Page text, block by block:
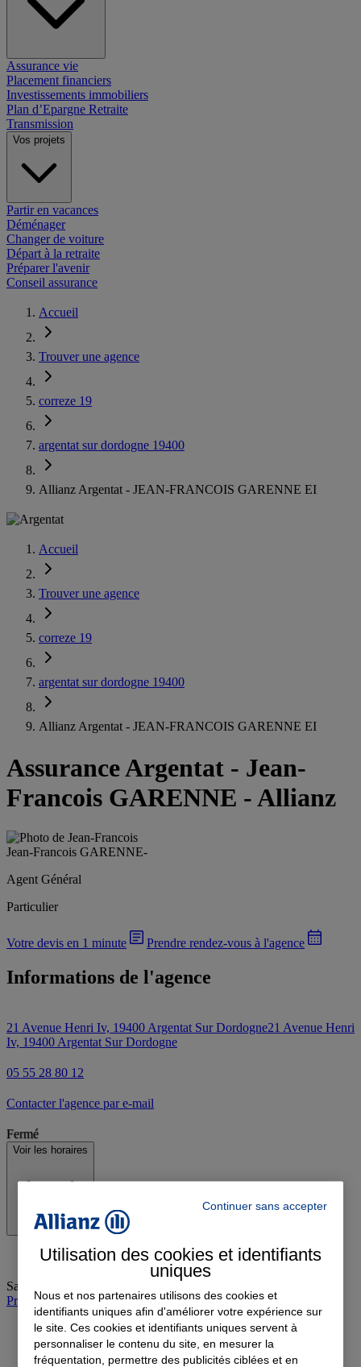
Assurance vie
Placement financiers
Investissements immobiliers
Plan d’Epargne Retraite
Transmission
Vos projets
Partir en vacances
Déménager
Changer de voiture
Départ à la retraite
Préparer l'avenir
Conseil assurance
Accueil
Trouver une agence
correze 19
argentat sur dordogne 19400
Allianz Argentat - JEAN-FRANCOIS GARENNE EI
Accueil
Trouver une agence
correze 19
argentat sur dordogne 19400
Allianz Argentat - JEAN-FRANCOIS GARENNE EI
Assurance Argentat - Jean-
Francois GARENNE - Allianz
Jean-Francois GARENNE-
Agent Général
Particulier
Votre devis en 1 minute Prendre rendez-vous à l'agence
Informations de l'agence
21 Avenue Henri Iv, 19400 Argentat Sur Dordogne21 Avenue Henri
Iv, 19400 Argentat Sur Dordogne
05 55 28 80 12
Contacter l'agence par e-mail
Fermé
Voir les horaires
Samedi
Prendre rendez-vous à l'agence
Continuer sans accepter
Utilisation des cookies et identifiants
uniques
Nous et nos partenaires utilisons des cookies et
identifiants uniques afin d'améliorer votre expérience sur
le site. Ces cookies et identifiants uniques servent à
personnaliser le contenu du site, en mesurer la
fréquentation, permettre des publicités ciblées et en